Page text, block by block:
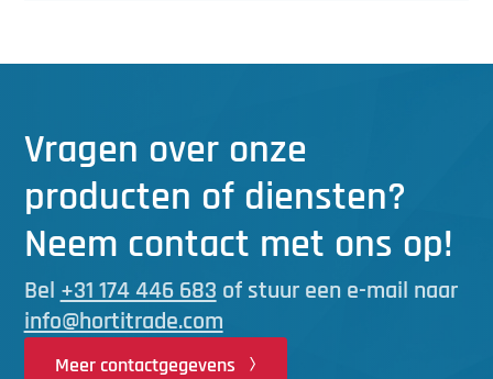
Vragen over onze
producten of diensten?
Neem contact met ons op!
Bel +31 174 446 683 of stuur een e-mail naar
info@hortitrade.com
Meer contactgegevens